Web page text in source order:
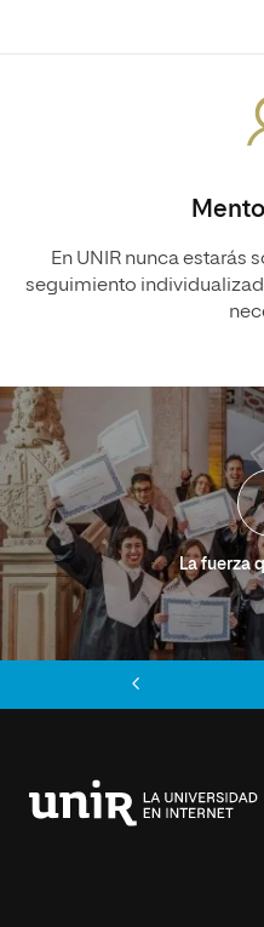
En UNIR nunca estarás
seguimiento
La fuerza